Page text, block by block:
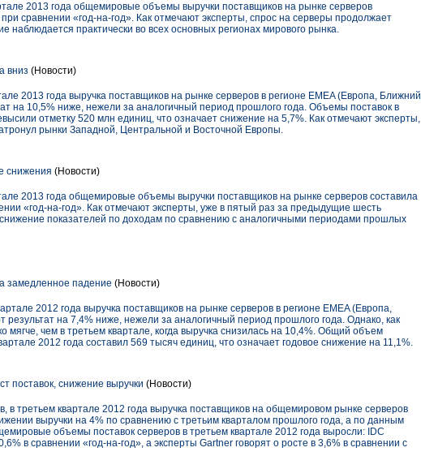
2013 года общемировые объемы выручки поставщиков на рынке серверов
сравнении «год-на-год». Как отмечают эксперты, спрос на серверы продолжает
наблюдается практически во всех основных регионах мирового рынка.
вниз (Новости)
2013 года выручка поставщиков на рынке серверов в регионе EMEA (Европа, Ближний
на 10,5% ниже, нежели за аналогичный период прошлого года. Объемы поставок в
отметку 520 млн единиц, что означает снижение на 5,7%. Как отмечают эксперты,
рынки Западной, Центральной и Восточной Европы.
снижения (Новости)
2013 года общемировые объемы выручки поставщиков на рынке серверов составила
«год-на-год». Как отмечают эксперты, уже в пятый раз за предыдущие шесть
показателей по доходам по сравнению с аналогичными периодами прошлых
замедленное падение (Новости)
2012 года выручка поставщиков на рынке серверов в регионе EMEA (Европа,
на 7,4% ниже, нежели за аналогичный период прошлого года. Однако, как
мягче, чем в третьем квартале, когда выручка снизилась на 10,4%. Общий объем
2012 года составил 569 тысяч единиц, что означает годовое снижение на 11,1%.
поставок, снижение выручки (Новости)
в третьем квартале 2012 года выручка поставщиков на общемировом рынке серверов
выручки на 4% по сравнению с третьим кварталом прошлого года, а по данным
объемы поставок серверов в третьем квартале 2012 года выросли: IDC
в сравнении «год-на-год», а эксперты Gartner говорят о росте в 3,6% в сравнении с